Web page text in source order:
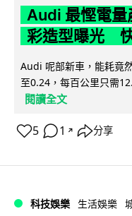
Audi 最慳電
彩造型曝光
Audi 呢部新車，能耗竟
至0.24，每百公里只需
閱讀全文
5 1 ↗ 分享
科技娛樂 生活娛樂